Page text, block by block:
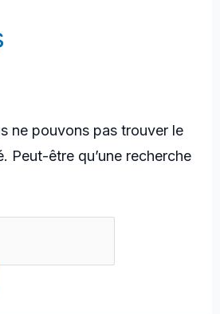
ne pouvons pas trouver le
Peut-être qu’une recherche